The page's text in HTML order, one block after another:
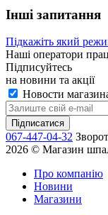
Інші запитання
Підкажіть який
Наші оператори
Підписуйтесь
на новини та акції
Новости
067-447-04-32
2026 © Магазин
Про компанію
Новини
Магазини